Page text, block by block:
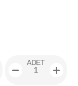
ADET